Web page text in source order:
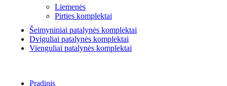
Liemenės
Pirties komplektai
Šeimyniniai patalynės komplektai
Dviguliai patalynės komplektai
Vienguliai patalynės komplektai
Pradinis